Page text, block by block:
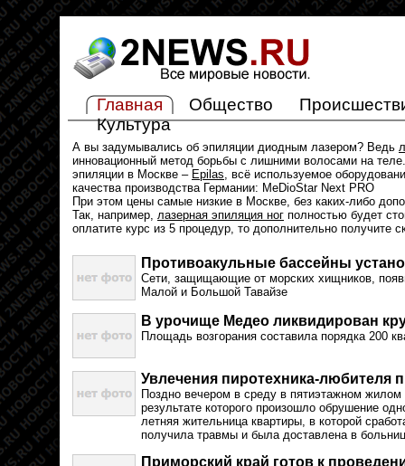
Главная Общество
Культура
А вы задумывались об эпиляции диодным лазером? Ведь
инновационный метод борьбы с лишними волосами на
эпиляции в Москве – Epilas, всё используемое
качества производства Германии: MeDioStar Next PRO
При этом цены самые низкие в Москве, без каких-либо
Так, например, лазерная эпиляция ног полностью будет
оплатите курс из 5 процедур, то дополнительно получите
Противоакульные бассейны
Сети, защищающие от морских хищников,
Малой и Большой Тавайзе
В урочище Медео ликвидирован
Площадь возгорания составила порядка 200
Увлечения пиротехника-любителя
Поздно вечером в среду в пятиэтажном
результате которого произошло обрушение
летняя жительница квартиры, в которой
получила травмы и была доставлена в
Приморский край готов к